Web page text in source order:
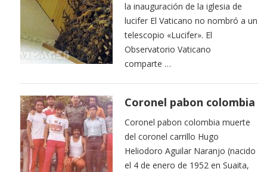
la inauguración de la iglesia de
lucifer El Vaticano no nombró a un
telescopio «Lucifer». El
Observatorio Vaticano
comparte …
Coronel pabon colombia
Coronel pabon colombia muerte
del coronel carrillo Hugo
Heliodoro Aguilar Naranjo (nacido
el 4 de enero de 1952 en Suaita,